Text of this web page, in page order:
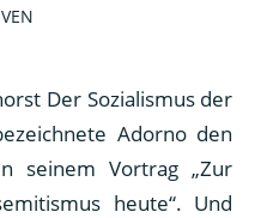
Der Sozialismus der
Adorno den
seinem Vortrag „Zur
heute“. Und